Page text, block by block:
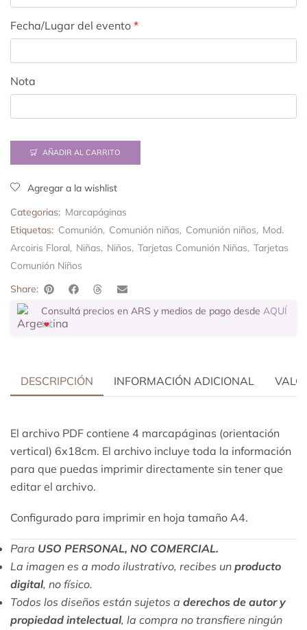
Fecha/Lugar del evento *
Nota
AÑADIR AL CARRITO
Agregar a la wishlist
Categorias: Marcapáginas
Etiquetas: Comunión, Comunión niñas, Comunión niños, Mod.
Arcoiris Floral, Niñas, Niños, Tarjetas Comunión Niñas, Tarjetas
Comunión Niños
Share:
Consultá precios en ARS y medios de pago desde AQUÍ
DESCRIPCIÓN INFORMACIÓN ADICIONAL
El archivo PDF contiene 4 marcapáginas (orientación
vertical) 6x18cm. El archivo incluye toda la información
para que puedas imprimir directamente sin tener que
editar el archivo.
Configurado para imprimir en hoja tamaño A4.
Para USO PERSONAL, NO COMERCIAL.
La imagen es a modo ilustrativo, recibes un producto
digital, no físico.
Todos los diseños están sujetos a derechos de autor y
propiedad intelectual, la compra no transfiere ningún